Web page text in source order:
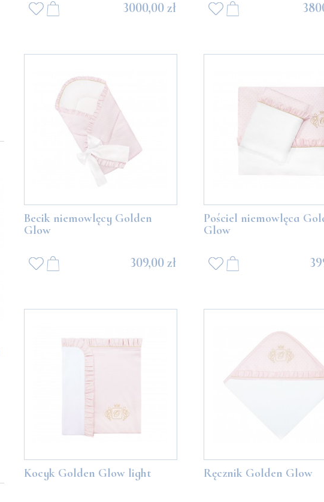
Miś Boo z białymi balonikami
489,00 zł
DO KOSZYKA
Miś Boo z szarymi balonikami
3000,00 zł
Becik niemowlęcy Golden
Glow
309,00 zł
Pościel niemowlęca
Glow
Kocyk Golden Glow light Ręcznik Golden Glow